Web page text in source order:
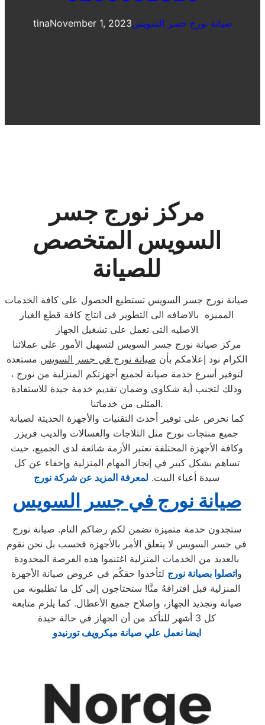
tinaNovember 1, 2023صيانة نورج جسر السويس
مركز نورج جسر
السويس المتخصص
للصيانة
صيانة نورج جسر السويس تستطيع الحصول على كافة الخدمات
المميزه بالاضافه الى التطوير فى انتاج كافة قطع الغيار
الاصليه التى تعمل على تشغيل الجهاز
مركز صيانة نورج جسر السويس لتسهيل الأمور على عملائنا
الكرام نود إعلامكم بأن صيانة نورج في جسر السويس مستعدة
لتوفير أسرع خدمة صيانة لجميع أجهزتكم المنزلية من نورج ،
وذلك لتجنب أية شكاوى وضمان تقديم خدمة جيدة للاستفادة
المثلى من خدماتنا.
كما نحرص على توفير أحدث التقنيات والأجهزة الحديثة لصيانة
جميع منتجات نورج مثل الثلاجات والغسالات والديب فریزر
وكافة الأجهزة المختلفة تعتبر الأزمة شائعة لدى الجميع، حيث
تساهم بشكل كبير في إنجاز المهام المنزلية وإخفاء عن كل
سيدة أعباء البيت. لمعرفة المزيد عن شركة نورج
صيانة نورج في جسر السويس
ستجدون خدمة متميزة تضمن لكم رضاكم التام. صيانة نورج
في جسر السويس لا يتعلق الأمر بالأجهزة فحسب بل نحن نقوم
بالعديد من الخدمات المنزلية اغتنموا هذه الفرصة المحدودة
واتصلوا بصيانة نورج لتأخذوا حقكُم في عروض صيانة الأجهزة
المنزلية قبل افتراقهُ منَّا! ستحتاجون إلى كل ما تطلبونه من
صيانة وتجديد الجهاز، وإصلاح جميع الأعطال. كما يلزم متابعة
كل 3 أشهر للتأكد من أن الجهاز في حالة جيدة
ايضا نعمل علي صيانة ميكرويف تورنيدو